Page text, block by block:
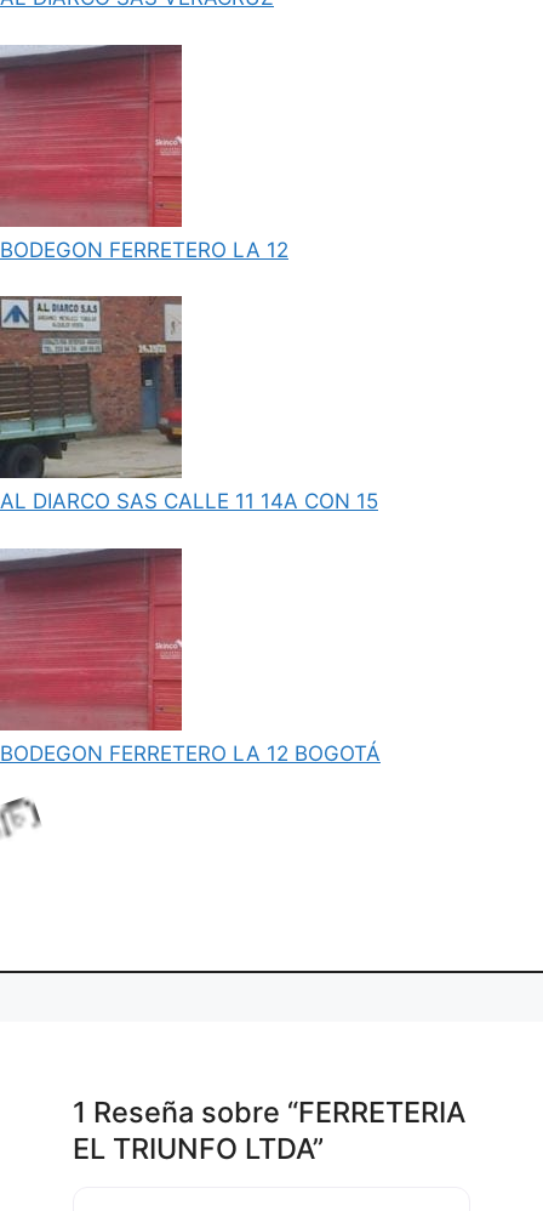
BODEGON FERRETERO LA 12
AL DIARCO SAS CALLE 11 14A CON 15
BODEGON FERRETERO LA 12 BOGOTÁ
L
o
d
i
g
.
1 Reseña sobre “FERRETERIA
EL TRIUNFO LTDA”